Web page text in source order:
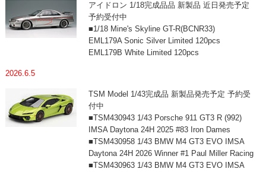
アイドロン 1/18完成品品 新製品 近日発売予定
予約受付中
■1/18 Mine's Skyline GT-R(BCNR33)
EML179A Sonic Silver Limited 120pcs
EML179B White Limited 120pcs
2026.6.5
TSM Model 1/43完成品 新製品発売予定 予約受
付中
■TSM430943 1/43 Porsche 911 GT3 R (992)
IMSA Daytona 24H 2025 #83 Iron Dames
■TSM430958 1/43 BMW M4 GT3 EVO IMSA
Daytona 24H 2026 Winner #1 Paul Miller Racing
■TSM430963 1/43 BMW M4 GT3 EVO IMSA